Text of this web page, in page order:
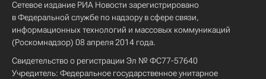
Сетевое издание РИА Новости зарегистрировано
в Федеральной службе по надзору в сфере связи,
информационных технологий и массовых коммуникаций
(Роскомнадзор) 08 апреля 2014 года.
Свидетельство о регистрации Эл № ФС77-57640
Учредитель: Федеральное государственное унитарное